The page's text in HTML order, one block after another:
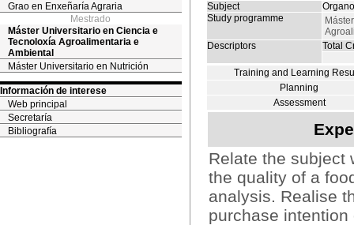
Grao en Enxeñaría Agraria
Mestrado
Máster Universitario en Ciencia e
Tecnoloxía Agroalimentaria e
Ambiental
Máster Universitario en Nutrición
Información de interese
Web principal
Secretaría
Bibliografía
Subject
Study programme
Descriptors
Total
Training and Learning
Planning
Assessment
Relate the subject
the quality of a
analysis. Realise
purchase intention